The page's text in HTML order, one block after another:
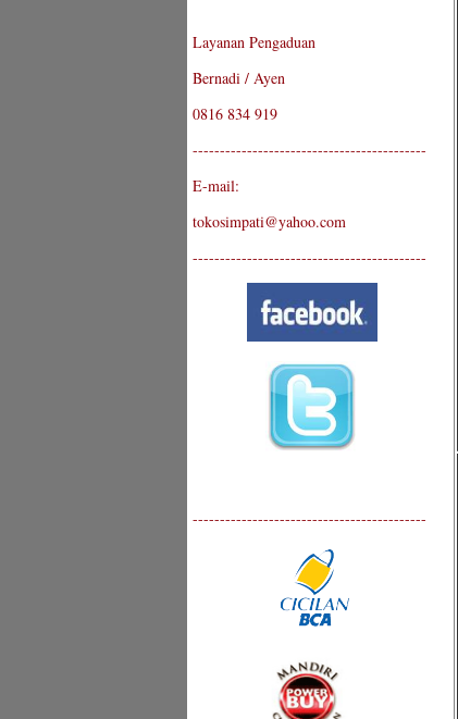
Layanan Pengaduan
Bernadi / Ayen
0816 834 919
-------------------------------------------
E-mail:
tokosimpati@yahoo.com
-------------------------------------------
-------------------------------------------